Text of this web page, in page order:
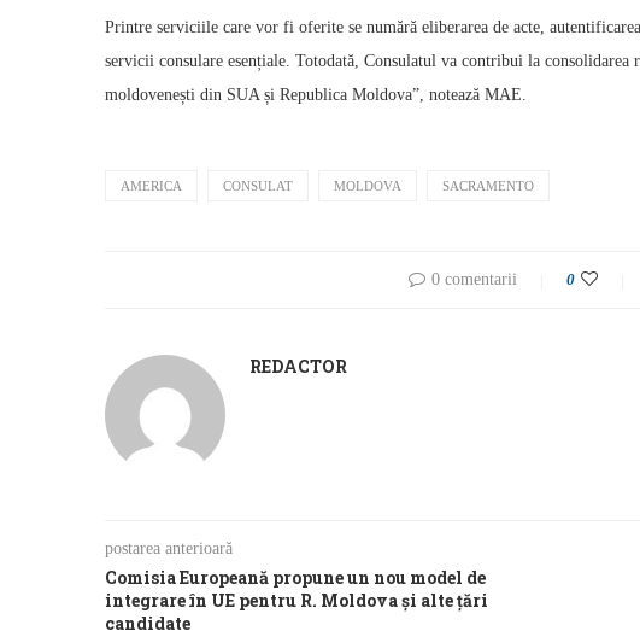
Printre serviciile care vor fi oferite se numără eliberarea de acte,
servicii consulare esențiale. Totodată, Consulatul va contribui la
moldovenești din SUA și Republica Moldova”, notează MAE.
AMERICA CONSULAT MOLDOVA SACRAMENTO
0 comentarii 0
REDACTOR
postarea anterioară
Comisia Europeană propune un nou model de
integrare în UE pentru R. Moldova și alte țări
candidate